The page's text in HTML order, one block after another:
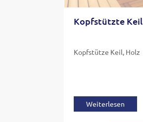
Kopfstützte Keil
Kopfstütze Keil, Holz
Weiterlesen